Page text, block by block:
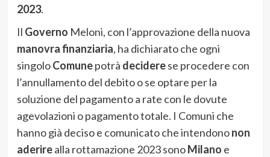
2023.
Il Governo Meloni, con l’approvazione della nuova
manovra finanziaria, ha dichiarato che ogni
singoloComunepotrà deciderese procedere con
l’annullamento del debito o se optare per la
soluzione del pagamento a rate con le dovute
agevolazioni o pagamento totale. I Comuni che
hanno già deciso e comunicato che intendononon
aderirealla rottamazione 2023 sonoMilano e